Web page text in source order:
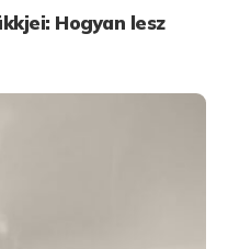
Hogyan lesz